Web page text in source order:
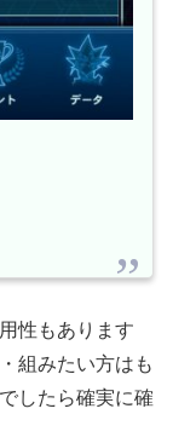
性もあります
組みたい方はも
したら確実に確